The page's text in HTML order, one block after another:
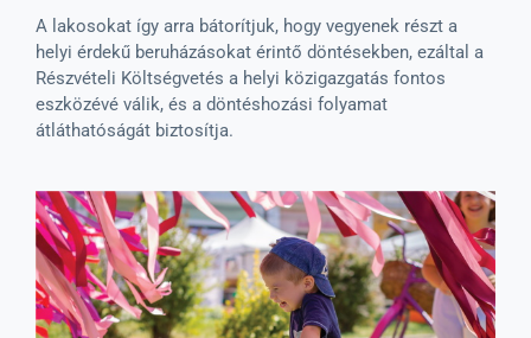
A lakosokat így arra bátorítjuk, hogy vegyenek részt a
helyi érdekű beruházásokat érintő döntésekben, ezáltal a
Részvételi Költségvetés a helyi közigazgatás fontos
eszközévé válik, és a döntéshozási folyamat
átláthatóságát biztosítja.